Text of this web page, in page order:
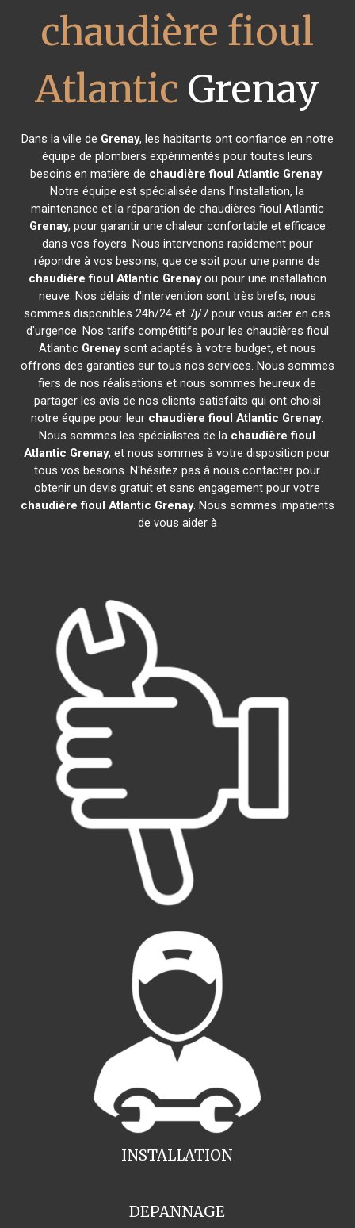
chaudière fioul
Atlantic Grenay
Dans la ville de Grenay, les habitants ont confiance en notre
équipe de plombiers expérimentés pour toutes leurs
besoins en matière de chaudière fioul Atlantic Grenay.
Notre équipe est spécialisée dans l'installation, la
maintenance et la réparation de chaudières fioul Atlantic
Grenay, pour garantir une chaleur confortable et efficace
dans vos foyers. Nous intervenons rapidement pour
répondre à vos besoins, que ce soit pour une panne de
chaudière fioul Atlantic Grenayou pour une installation
neuve. Nos délais d'intervention sont très brefs, nous
sommes disponibles 24h/24 et 7j/7 pour vous aider en cas
d'urgence. Nos tarifs compétitifs pour les chaudières fioul
Atlantic Grenaysont adaptés à votre budget, et nous
offrons des garanties sur tous nos services. Nous sommes
fiers de nos réalisations et nous sommes heureux de
partager les avis de nos clients satisfaits qui ont choisi
notre équipe pour leur chaudière fioul Atlantic Grenay.
Nous sommes les spécialistes de la chaudière fioul
Atlantic Grenay, et nous sommes à votre disposition pour
tous vos besoins. N'hésitez pas à nous contacter pour
obtenir un devis gratuit et sans engagement pour votre
chaudière fioul Atlantic Grenay. Nous sommes impatients
de vous aider à
INSTALLATION
DEPANNAGE